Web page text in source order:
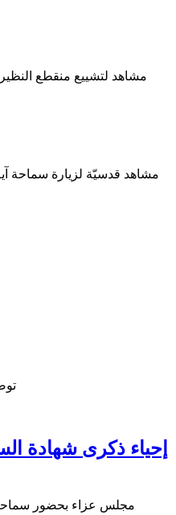
مشاهد لتشييع منقطع النظير
مشاهد قدسيّة لزيارة سماحة
إحياء ذكرى شهادة
مجلس عزاء بحضور سماحة